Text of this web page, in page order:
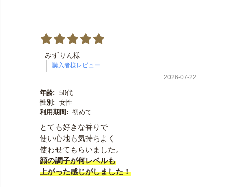
みずりん様
2026-07-22
年齢: 50代
性別: 女性
利用期間: 初めて
とても好きな香りで
使い心地も気持ちよく
使わせてもらいました。
顔の調子が何レベルも
上がった感じがしました！